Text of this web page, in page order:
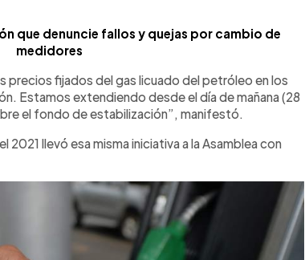
que denuncie fallos y quejas por cambio de
medidores
precios fijados del gas licuado del petróleo en los
Estamos extendiendo desde el día de mañana (28
el fondo de estabilización”, manifestó.
llevó esa misma iniciativa a la Asamblea con